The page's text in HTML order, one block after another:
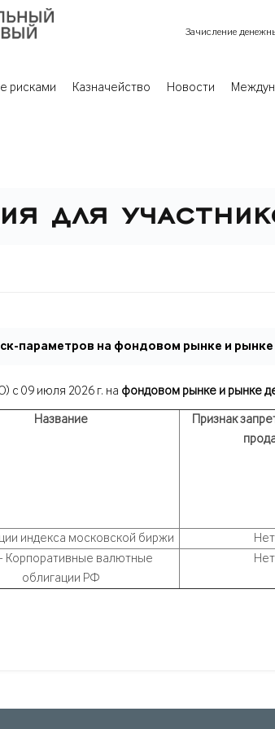
Зачисление
рисками Казначейство Новости
для
параметров на фондовом рынке и
c 09 июля 2026 г. на фондовом рынке и рынке
Название
Признак
индекса московской биржи Нет
Корпоративные валютные
облигации РФ
Нет